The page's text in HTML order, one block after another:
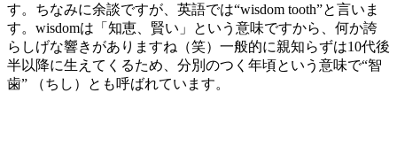
す。ちなみに余談ですが、英語では“wisdom tooth”と言いま
す。wisdomは「知恵、賢い」という意味ですから、何か誇
らしげな響きがありますね（笑）一般的に親知らずは10代後
半以降に生えてくるため、分別のつく年頃という意味で“智
歯” （ちし）とも呼ばれています。